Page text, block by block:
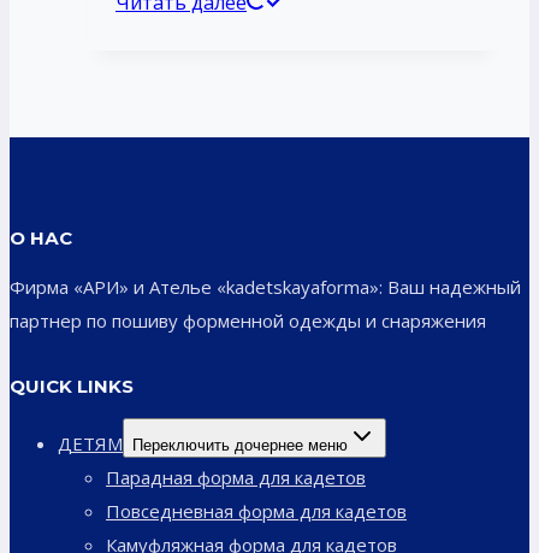
О НАС
Фирма «АРИ» и Ателье «kadetskayaforma»: Ваш надежный
партнер по пошиву форменной одежды и снаряжения
QUICK LINKS
ДЕТЯМ Переключить дочернее меню
Парадная форма для кадетов
Повседневная форма для кадетов
Камуфляжная форма для кадетов